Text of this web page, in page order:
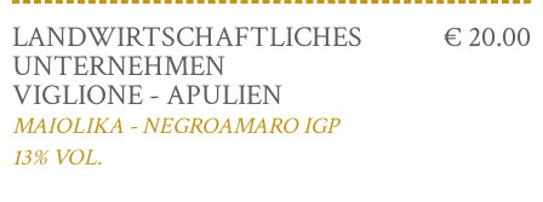
LANDWIRTSCHAFTLICHES
UNTERNEHMEN
VIGLIONE - APULIEN
MAIOLIKA - NEGROAMARO IGP
13% VOL.
€ 20.00